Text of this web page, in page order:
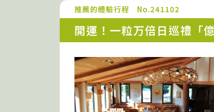
推薦的體驗行程 No.241102
開運！一粒万倍日巡禮「